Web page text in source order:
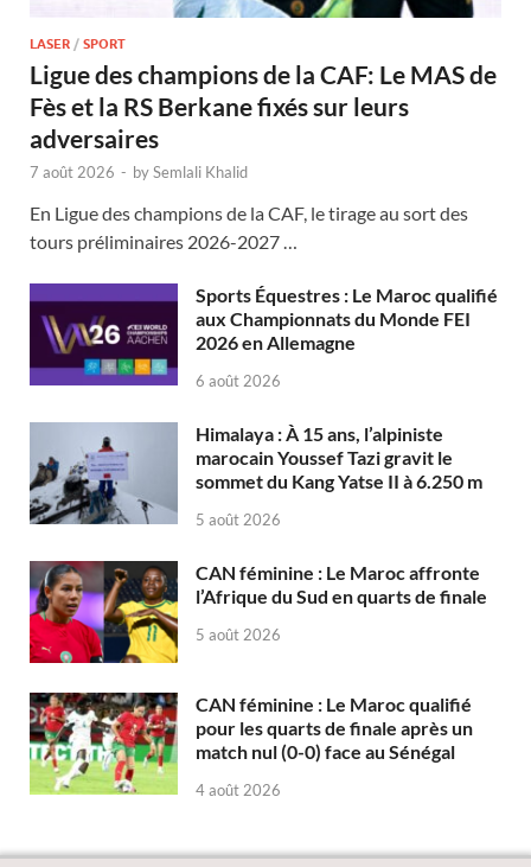
LASER / SPORT
Ligue des champions de la CAF: Le MAS de
Fès et la RS Berkane fixés sur leurs
adversaires
7 août 2026 - bySemlali Khalid
En Ligue des champions de la CAF, le tirage au sort des
tours préliminaires 2026-2027 …
Sports Équestres : Le Maroc qualifié
aux Championnats du Monde FEI
2026 en Allemagne
6 août 2026
Himalaya : À 15 ans, l’alpiniste
marocain Youssef Tazi gravit le
sommet du Kang Yatse II à 6.250 m
5 août 2026
CAN féminine : Le Maroc affronte
l’Afrique du Sud en quarts de finale
5 août 2026
CAN féminine : Le Maroc qualifié
pour les quarts de finale après un
match nul (0-0) face au Sénégal
4 août 2026